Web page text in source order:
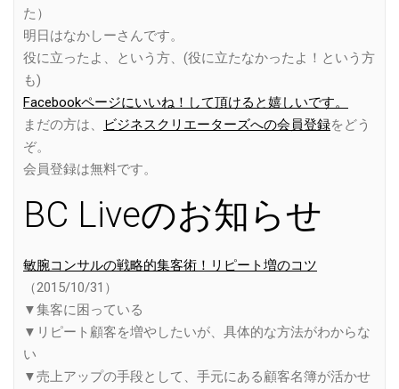
た）
明日はなかしーさんです。
役に立ったよ、という方、(役に立たなかったよ！という方
も)
Facebookページにいいね！して頂けると嬉しいです。
まだの方は、
ビジネスクリエーターズへの会員登録をどう
ぞ。
会員登録は無料です。
BC Liveのお知らせ
敏腕コンサルの戦略的集客術！リピート増のコツ
（2015/10/31）
▼集客に困っている
▼リピート顧客を増やしたいが、具体的な方法がわからな
い
▼売上アップの手段として、手元にある顧客名簿が活かせ